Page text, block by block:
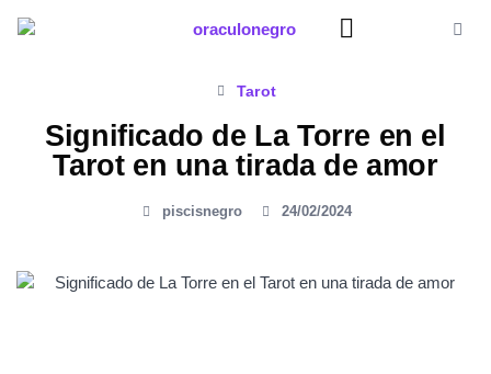
Tarot
Significado de La Torre en el
Tarot en una tirada de amor
piscisnegro 24/02/2024